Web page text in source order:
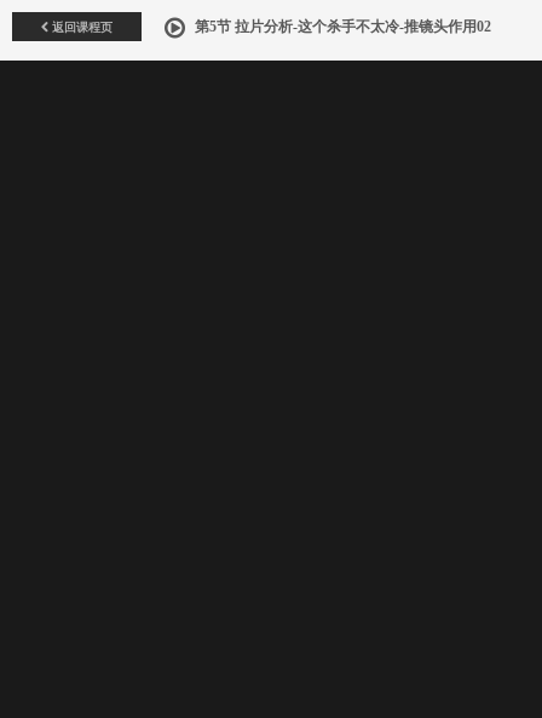
返回课程页 第5节 拉片分析-这个杀手不太冷-推镜头作用02